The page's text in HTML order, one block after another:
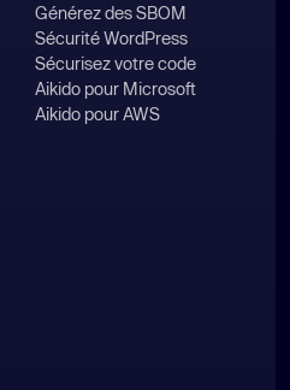
Générez des SBOM
Sécurité WordPress
Sécurisez votre code
Aikido pour Microsoft
Aikido pour AWS